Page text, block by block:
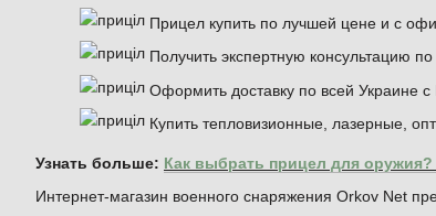
Прицел купить по лучшей цене и с
Получить экспертную консультацию
Оформить доставку по всей Украине
Купить тепловизионные, лазерные,
Узнать больше: Как выбрать прицел для
Интернет-магазин военного снаряжения Orkov Net